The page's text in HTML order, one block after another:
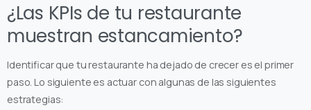
¿Las KPIs de tu restaurante
muestran estancamiento?
Identificar que tu restaurante ha dejado de crecer es el primer
paso. Lo siguiente es actuar con algunas de las siguientes
estrategias: